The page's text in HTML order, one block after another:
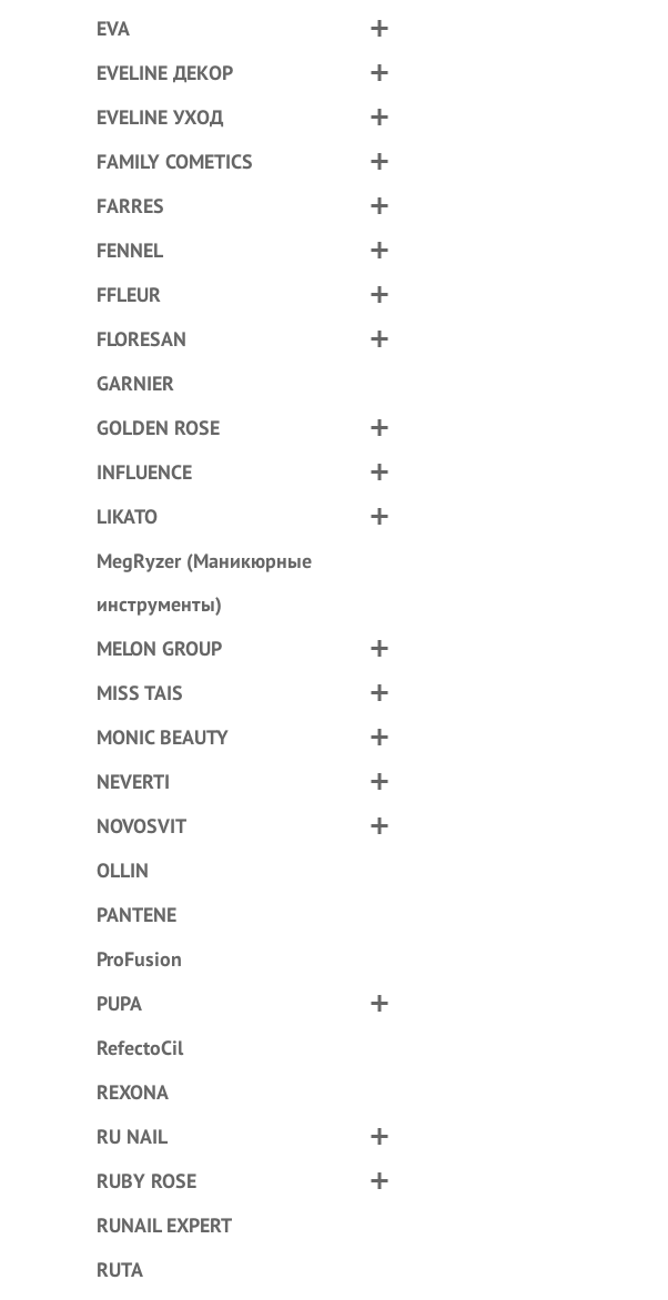
EVA
EVELINE ДЕКОР
EVELINE УХОД
FAMILY COMETICS
FARRES
FENNEL
FFLEUR
FLORESAN
GARNIER
GOLDEN ROSE
INFLUENCE
LIKATO
MegRyzer (Маникюрные
инструменты)
MELON GROUP
MISS TAIS
MONIC BEAUTY
NEVERTI
NOVOSVIT
OLLIN
PANTENE
ProFusion
PUPA
RefectoCil
REXONA
RU NAIL
RUBY ROSE
RUNAIL EXPERT
RUTA